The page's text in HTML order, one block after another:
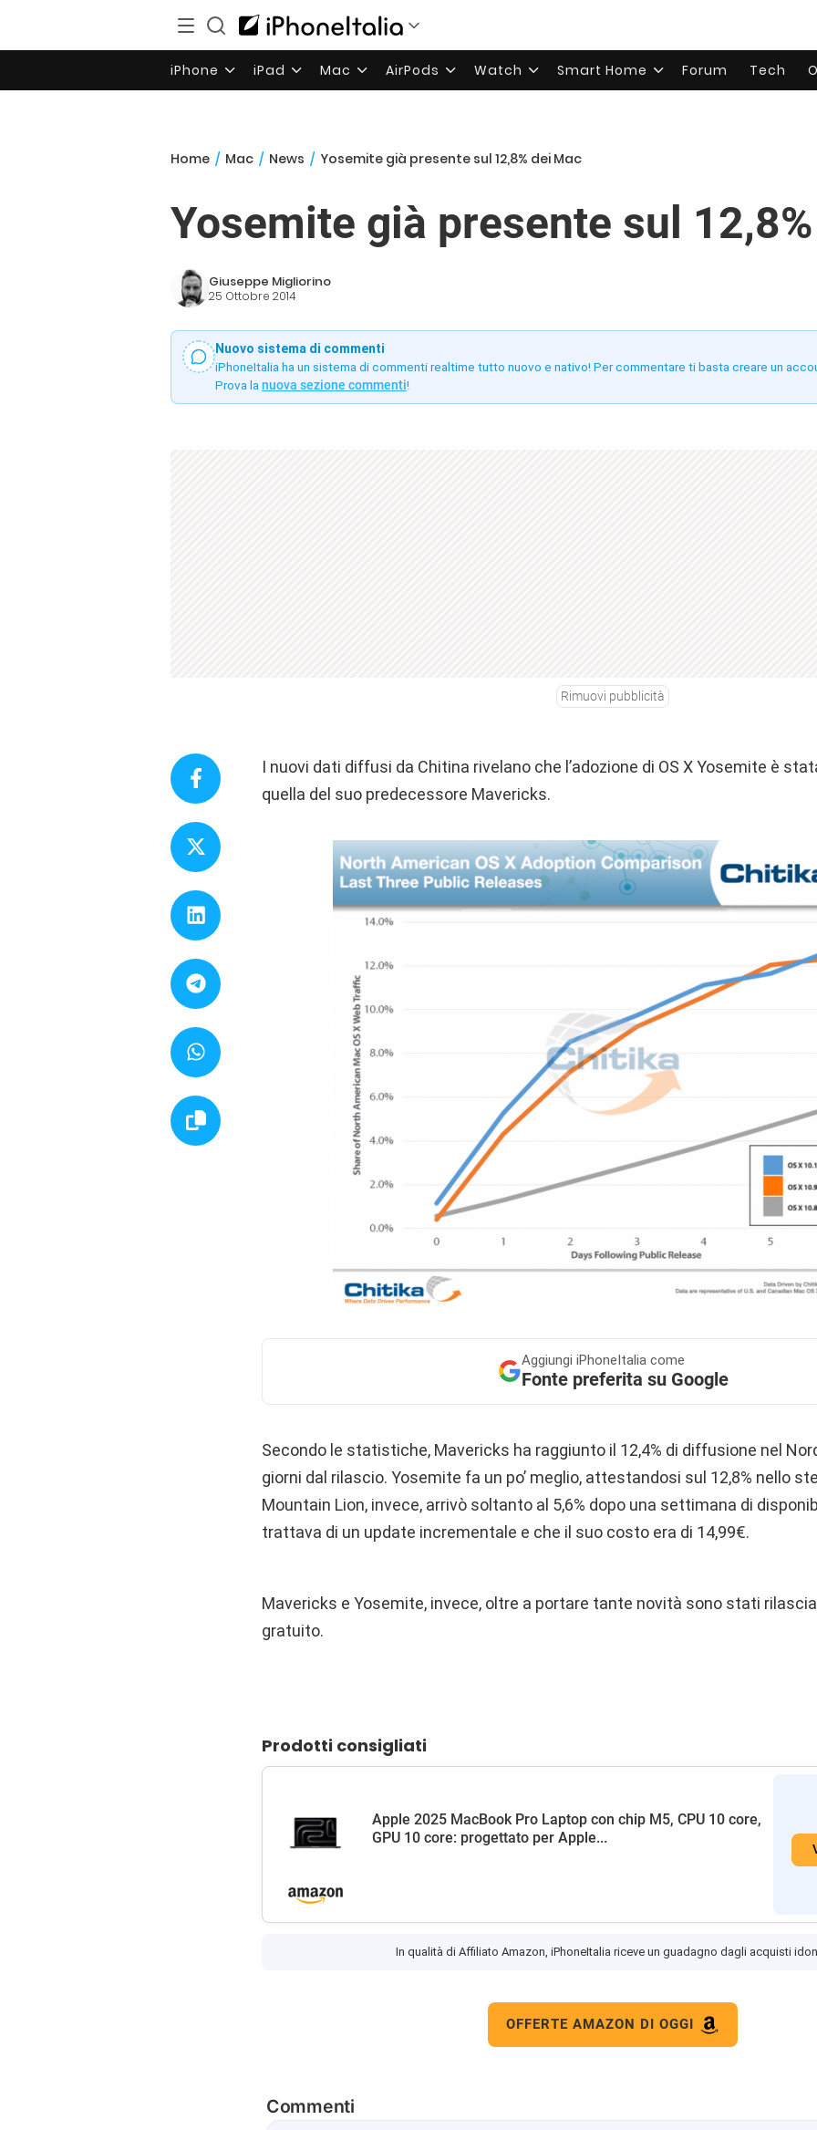
iPhone iPad Mac AirPods Watch Smart Home Forum Tech
Home / Mac / News / Yosemite già presente sul 12,8% dei Mac
Yosemite già presente sul
Giuseppe Migliorino
25 Ottobre 2014
Nuovo sistema di commenti
iPhoneItalia ha un sistema di commenti realtime tutto nuovo e nativo! Per commentare ti basta creare un
Prova la nuova sezione commenti!
Rimuovi pubblicità
I nuovi dati diffusi da Chitina rivelano che l’adozione di OS X Yosemite è
quella del suo predecessore Mavericks.
Aggiungi iPhoneItalia come
Fonte preferita su Google
Secondo le statistiche, Mavericks ha raggiunto il 12,4% di diffusione nel
giorni dal rilascio. Yosemite fa un po’ meglio, attestandosi sul 12,8% nello
Mountain Lion, invece, arrivò soltanto al 5,6% dopo una settimana di
trattava di un update incrementale e che il suo costo era di 14,99€.
Mavericks e Yosemite, invece, oltre a portare tante novità sono stati
gratuito.
Prodotti consigliati
Apple 2025 MacBook Pro Laptop con chip M5, CPU 10 core,
GPU 10 core: progettato per Apple...
In qualità di Affiliato Amazon, iPhoneItalia riceve un guadagno dagli acquisti
OFFERTE AMAZON DI OGGI
Commenti